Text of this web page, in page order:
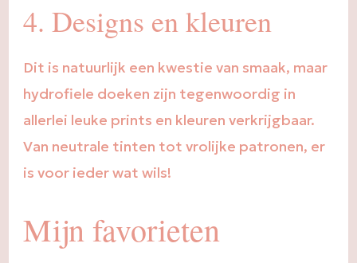
4. Designs en kleuren
Dit is natuurlijk een kwestie van smaak, maar
hydrofiele doeken zijn tegenwoordig in
allerlei leuke prints en kleuren verkrijgbaar.
Van neutrale tinten tot vrolijke patronen, er
is voor ieder wat wils!
Mijn favorieten